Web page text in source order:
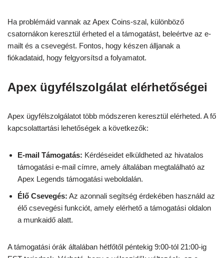
Ha problémáid vannak az Apex Coins-szal, különböző
csatornákon keresztül érheted el a támogatást, beleértve az e-
mailt és a csevegést. Fontos, hogy készen álljanak a
fiókadataid, hogy felgyorsítsd a folyamatot.
Apex ügyfélszolgálat elérhetőségei
Apex ügyfélszolgálatot több módszeren keresztül elérheted. A fő
kapcsolattartási lehetőségek a következők:
E-mail Támogatás: Kérdéseidet elküldheted az hivatalos
támogatási e-mail címre, amely általában megtalálható az
Apex Legends támogatási weboldalán.
Élő Csevegés: Az azonnali segítség érdekében használd az
élő csevegési funkciót, amely elérhető a támogatási oldalon
a munkaidő alatt.
A támogatási órák általában hétfőtől péntekig 9:00-tól 21:00-ig